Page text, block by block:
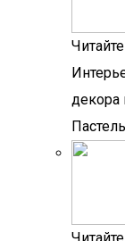
декора